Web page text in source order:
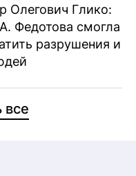
Олегович Глико:
Федотова смогла
разрушения и
все